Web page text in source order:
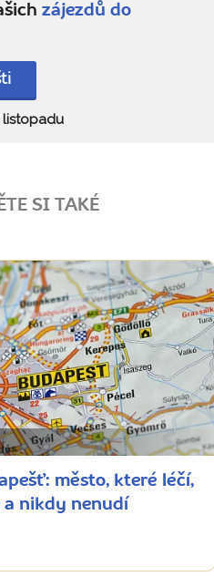
zájezdů do
listopadu
SI TAKÉ
město, které léčí,
nikdy nenudí